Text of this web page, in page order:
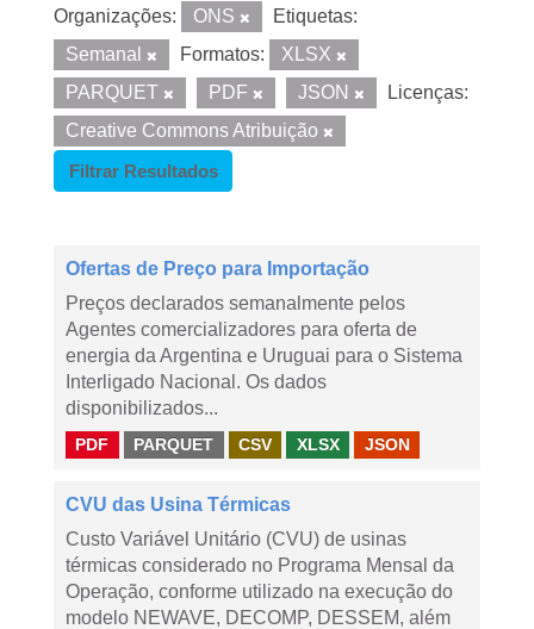
Organizações: ONS
Etiquetas:
Semanal
Formatos:
XLSX
PARQUET
PDF JSON
Licenças:
Creative Commons Atribuição
Filtrar Resultados
Ofertas de Preço para Importação
Preços declarados semanalmente pelos
Agentes comercializadores para oferta de
energia da Argentina e Uruguai para o Sistema
Interligado Nacional. Os dados
disponibilizados...
PDF PARQUET CSV XLSX JSON
CVU das Usina Térmicas
Custo Variável Unitário (CVU) de usinas
térmicas considerado no Programa Mensal da
Operação, conforme utilizado na execução do
modelo NEWAVE, DECOMP, DESSEM, além